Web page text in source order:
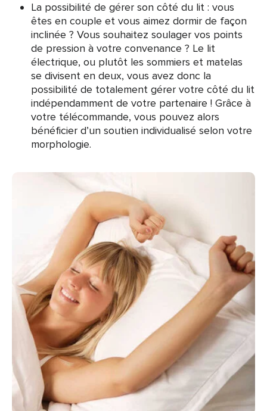
La possibilité de gérer son côté du lit : vous
êtes en couple et vous aimez dormir de façon
inclinée ? Vous souhaitez soulager vos points
de pression à votre convenance ? Le lit
électrique, ou plutôt les sommiers et matelas
se divisent en deux, vous avez donc la
possibilité de totalement gérer votre côté du lit
indépendamment de votre partenaire ! Grâce à
votre télécommande, vous pouvez alors
bénéficier d’un soutien individualisé selon votre
morphologie.